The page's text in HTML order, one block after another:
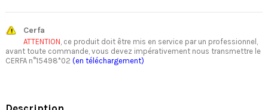
Cerfa
ATTENTION , ce produit doit être mis en service par un professionnel,
avant toute commande, vous devez impérativement nous transmettre le
CERFA n°15498*02 (en téléchargement)